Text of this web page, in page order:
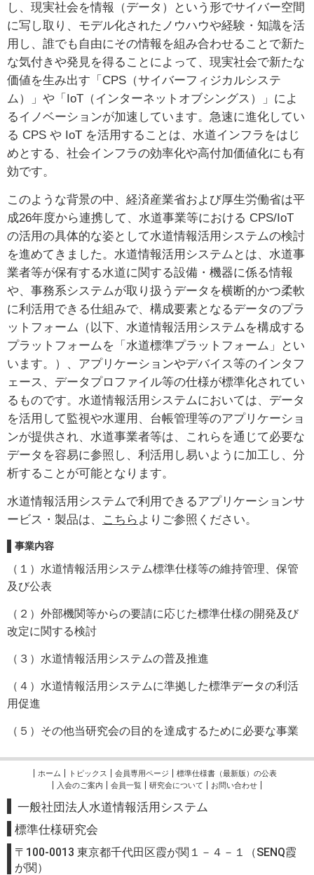
し、現実社会を情報（データ）という形でサイバー空間
に写し取り、モデル化されたノウハウや経験・知識を活
用し、誰でも自由にその情報を組み合わせることで新た
な気付きや発見を得ることによって、現実社会で新たな
価値を生み出す「CPS（サイバーフィジカルシステ
ム）」や「IoT（インターネットオブシングス）」によ
るイノベーションが加速しています。急速に進化してい
る CPS や IoT を活用することは、水道インフラをはじ
めとする、社会インフラの効率化や高付加価値化にも有
効です。
このような背景の中、経済産業省および厚生労働省は平
成26年度から連携して、水道事業等における CPS/IoT
の活用の具体的な姿として水道情報活用システムの検討
を進めてきました。水道情報活用システムとは、水道事
業者等が保有する水道に関する設備・機器に係る情報
や、事務系システムが取り扱うデータを横断的かつ柔軟
に利活用できる仕組みで、構成要素となるデータのプラ
ットフォーム（以下、水道情報活用システムを構成する
プラットフォームを「水道標準プラットフォーム」とい
います。）、アプリケーションやデバイス等のインタフ
ェース、データプロファイル等の仕様が標準化されてい
るものです。水道情報活用システムにおいては、データ
を活用して監視や水運用、台帳管理等のアプリケーショ
ンが提供され、水道事業者等は、これらを通じて必要な
データを容易に参照し、利活用し易いように加工し、分
析することが可能となります。
水道情報活用システムで利用できるアプリケーションサ
ービス・製品は、
こちら よりご参照ください。
事業内容
（１）水道情報活用システム標準仕様等の維持管理、保管
及び公表
（２）外部機関等からの要請に応じた標準仕様の開発及び
改定に関する検討
（３）水道情報活用システムの普及推進
（４）水道情報活用システムに準拠した標準データの利活
用促進
（５）その他当研究会の目的を達成するために必要な事業
ホーム トピックス 会員専用ページ
標準仕様書（最新版）の公表
入会のご案内
会員一覧 研究会について お問い合わせ
一般社団法人水道情報活用システム
標準仕様研究会
〒100-0013 東京都千代田区霞が関１－４－１（SENQ霞
が関）